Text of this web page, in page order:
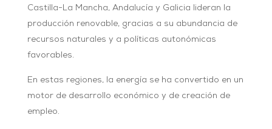
Castilla-La Mancha, Andalucía y Galicia lideran la
producción renovable, gracias a su abundancia de
recursos naturales y a políticas autonómicas
favorables.
En estas regiones, la energía se ha convertido en un
motor de desarrollo económico y de creación de
empleo.